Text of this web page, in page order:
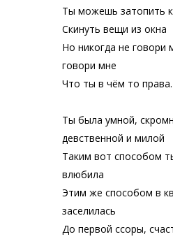
Ты можешь затопить
Скинуть вещи из окна
Но никогда не говори
говори мне
Что ты в чём то права.
Ты была умной,
девственной и милой
Таким вот способом
влюбила
Этим же способом в
заселилась
До первой ссоры,